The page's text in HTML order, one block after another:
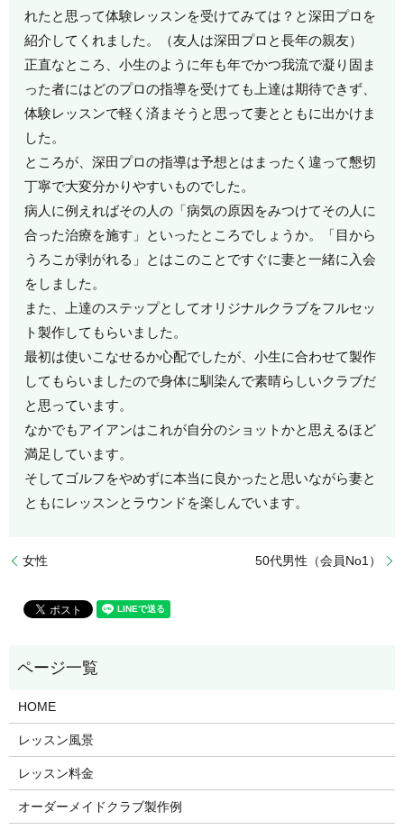
れたと思って体験レッスンを受けてみては？と深田プロを
紹介してくれました。（友人は深田プロと長年の親友）
正直なところ、小生のように年も年でかつ我流で凝り固ま
った者にはどのプロの指導を受けても上達は期待できず、
体験レッスンで軽く済まそうと思って妻とともに出かけま
した。
ところが、深田プロの指導は予想とはまったく違って懇切
丁寧で大変分かりやすいものでした。
病人に例えればその人の「病気の原因をみつけてその人に
合った治療を施す」といったところでしょうか。「目から
うろこが剥がれる」とはこのことですぐに妻と一緒に入会
をしました。
また、上達のステップとしてオリジナルクラブをフルセッ
ト製作してもらいました。
最初は使いこなせるか心配でしたが、小生に合わせて製作
してもらいましたので身体に馴染んで素晴らしいクラブだ
と思っています。
なかでもアイアンはこれが自分のショットかと思えるほど
満足しています。
そしてゴルフをやめずに本当に良かったと思いながら妻と
ともにレッスンとラウンドを楽しんでいます。
女性 50代男性（会員No1）
HOME
レッスン風景
レッスン料金
オーダーメイドクラブ製作例